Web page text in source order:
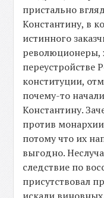
пристально
Константину, в
истинного
революционеры,
переустройстве
конституции,
почему-то
Константину.
против
потому что их
выгодно.
следствие по
присутствовал